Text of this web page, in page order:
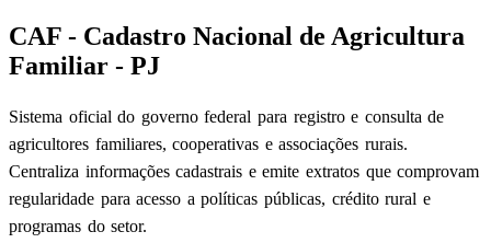
CAF - Cadastro Nacional de Agricultura
Familiar - PJ
Sistema oficial do governo federal para registro e consulta de
agricultores familiares, cooperativas e associações rurais.
Centraliza informações cadastrais e emite extratos que comprovam
regularidade para acesso a políticas públicas, crédito rural e
programas do setor.